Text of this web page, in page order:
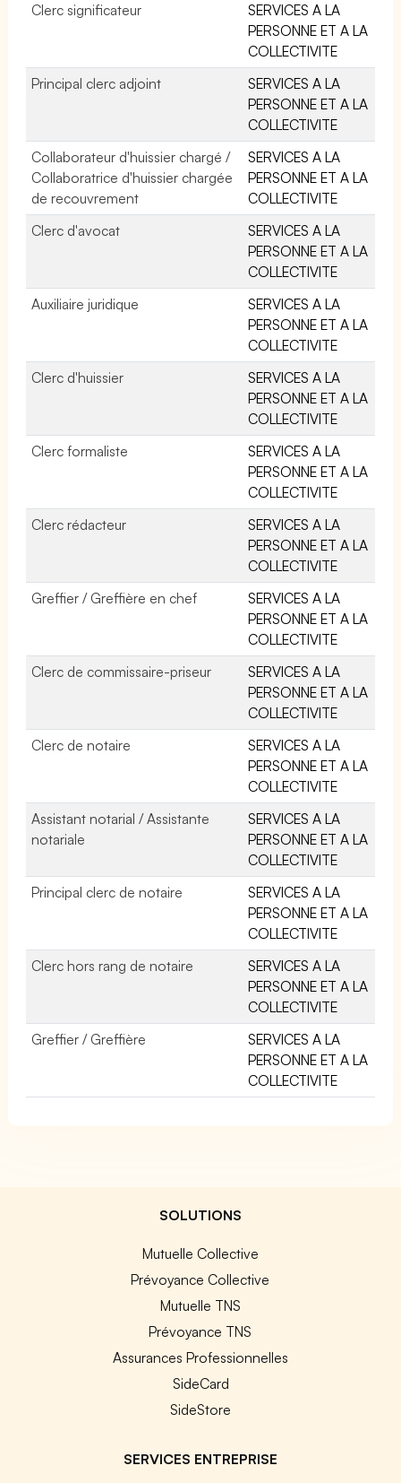
Clerc significateur
SERVICES A LA
PERSONNE ET A LA
COLLECTIVITE
Principal clerc adjoint
SERVICES A LA
PERSONNE ET A LA
COLLECTIVITE
Collaborateur d'huissier chargé /
Collaboratrice d'huissier chargée
de recouvrement
SERVICES A LA
PERSONNE ET A LA
COLLECTIVITE
Clerc d'avocat
SERVICES A LA
PERSONNE ET A LA
COLLECTIVITE
Auxiliaire juridique
SERVICES A LA
PERSONNE ET A LA
COLLECTIVITE
Clerc d'huissier
SERVICES A LA
PERSONNE ET A LA
COLLECTIVITE
Clerc formaliste
SERVICES A LA
PERSONNE ET A LA
COLLECTIVITE
Clerc rédacteur
SERVICES A LA
PERSONNE ET A LA
COLLECTIVITE
Greffier / Greffière en chef
SERVICES A LA
PERSONNE ET A LA
COLLECTIVITE
Clerc de commissaire-priseur
SERVICES A LA
PERSONNE ET A LA
COLLECTIVITE
Clerc de notaire
SERVICES A LA
PERSONNE ET A LA
COLLECTIVITE
Assistant notarial / Assistante
notariale
SERVICES A LA
PERSONNE ET A LA
COLLECTIVITE
Principal clerc de notaire
SERVICES A LA
PERSONNE ET A LA
COLLECTIVITE
Clerc hors rang de notaire
SERVICES A LA
PERSONNE ET A LA
COLLECTIVITE
Greffier / Greffière
SERVICES A LA
PERSONNE ET A LA
COLLECTIVITE
SOLUTIONS
Mutuelle Collective
Prévoyance Collective
Mutuelle TNS
Prévoyance TNS
Assurances Professionnelles
SideCard
SideStore
SERVICES ENTREPRISE